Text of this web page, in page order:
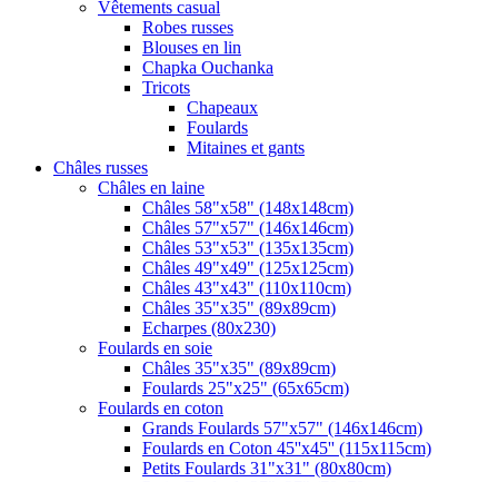
Vêtements casual
Robes russes
Blouses en lin
Chapka Ouchanka
Tricots
Chapeaux
Foulards
Mitaines et gants
Châles russes
Châles en laine
Châles 58"x58" (148x148cm)
Châles 57"x57" (146x146cm)
Châles 53"x53" (135x135cm)
Châles 49"x49" (125x125cm)
Châles 43"x43" (110x110cm)
Châles 35"x35" (89x89cm)
Echarpes (80х230)
Foulards en soie
Châles 35"x35" (89x89cm)
Foulards 25"x25" (65x65cm)
Foulards en coton
Grands Foulards 57"x57" (146x146cm)
Foulards en Coton 45''x45'' (115x115cm)
Petits Foulards 31"x31" (80x80cm)